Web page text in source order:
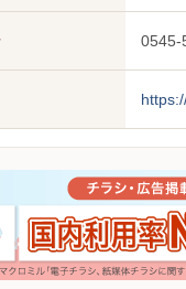
0545-